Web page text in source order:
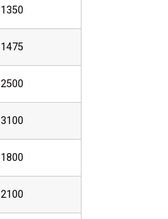
1350
1475
2500
3100
1800
2100